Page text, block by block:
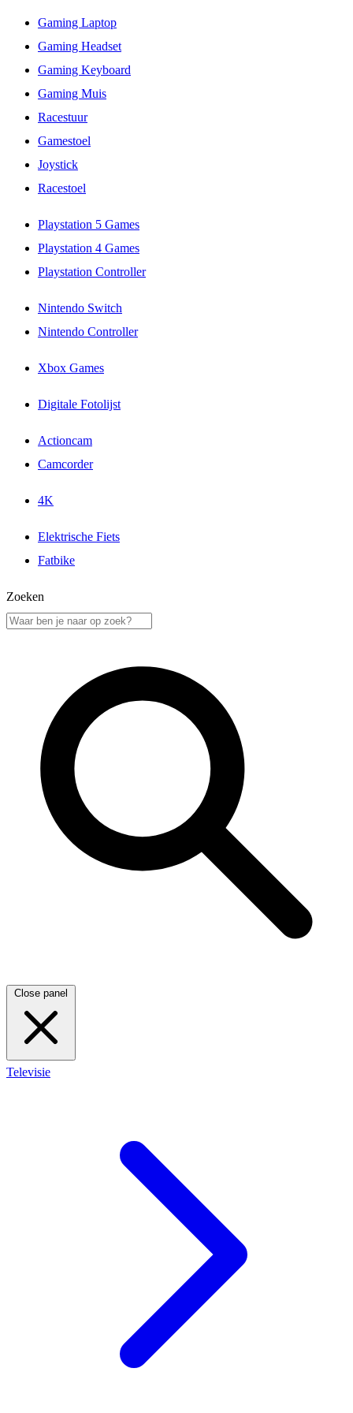
Gaming Laptop
Gaming Headset
Gaming Keyboard
Gaming Muis
Racestuur
Gamestoel
Joystick
Racestoel
Playstation 5 Games
Playstation 4 Games
Playstation Controller
Nintendo Switch
Nintendo Controller
Xbox Games
Digitale Fotolijst
Actioncam
Camcorder
4K
Elektrische Fiets
Fatbike
Zoeken
Close panel
Televisie